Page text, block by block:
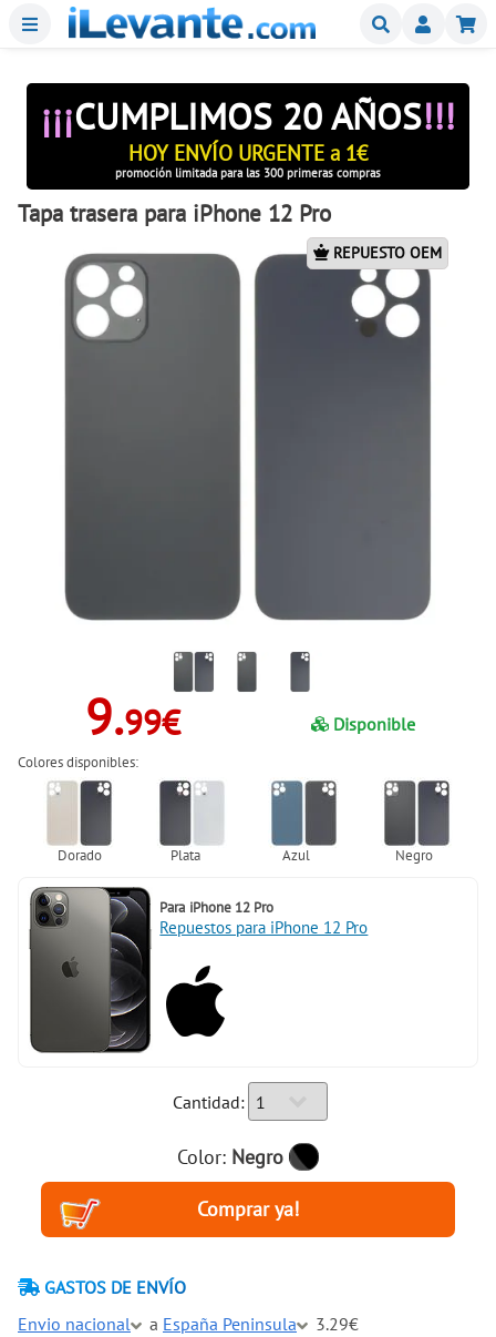
Menu Buscar
¡¡¡CUMPLIMOS 20 AÑOS!!!
HOY ENVÍO URGENTE a 1€
promoción limitada para las 300 primeras compras
Tapa trasera para iPhone 12 Pro
REPUESTO OEM
9.99€ Disponible
Colores disponibles:
Para iPhone 12 Pro
Repuestos para iPhone 12 Pro
Cantidad:
Color: Negro
GASTOS DE ENVÍO
Envio nacional
a España Peninsula 3.29€